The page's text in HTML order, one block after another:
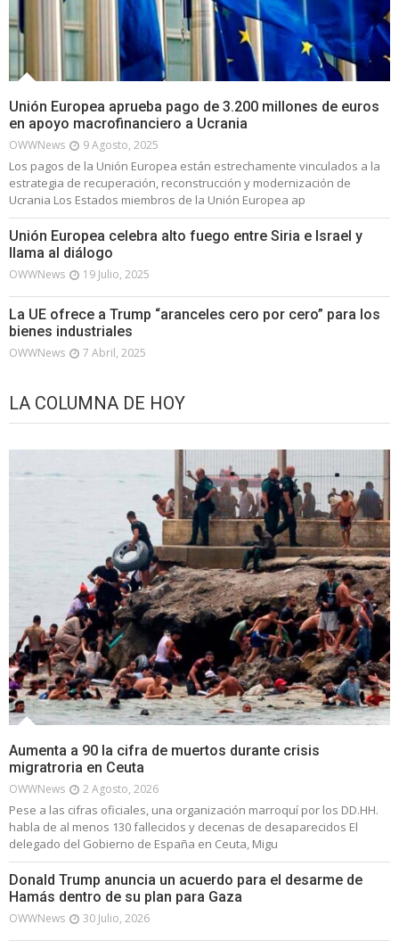
Unión Europea aprueba pago de 3.200 millones de euros
en apoyo macrofinanciero a Ucrania
OWWNews 9 Agosto, 2025
Los pagos de la Unión Europea están estrechamente vinculados a la
estrategia de recuperación, reconstrucción y modernización de
Ucrania Los Estados miembros de la Unión Europea ap
Unión Europea celebra alto fuego entre Siria e Israel y
llama al diálogo
OWWNews 19 Julio, 2025
La UE ofrece a Trump “aranceles cero por cero” para los
bienes industriales
OWWNews 7 Abril, 2025
LA COLUMNA DE HOY
Aumenta a 90 la cifra de muertos durante crisis
migratroria en Ceuta
OWWNews 2 Agosto, 2026
Pese a las cifras oficiales, una organización marroquí por los DD.HH.
habla de al menos 130 fallecidos y decenas de desaparecidos El
delegado del Gobierno de España en Ceuta, Migu
Donald Trump anuncia un acuerdo para el desarme de
Hamás dentro de su plan para Gaza
OWWNews 30 Julio, 2026